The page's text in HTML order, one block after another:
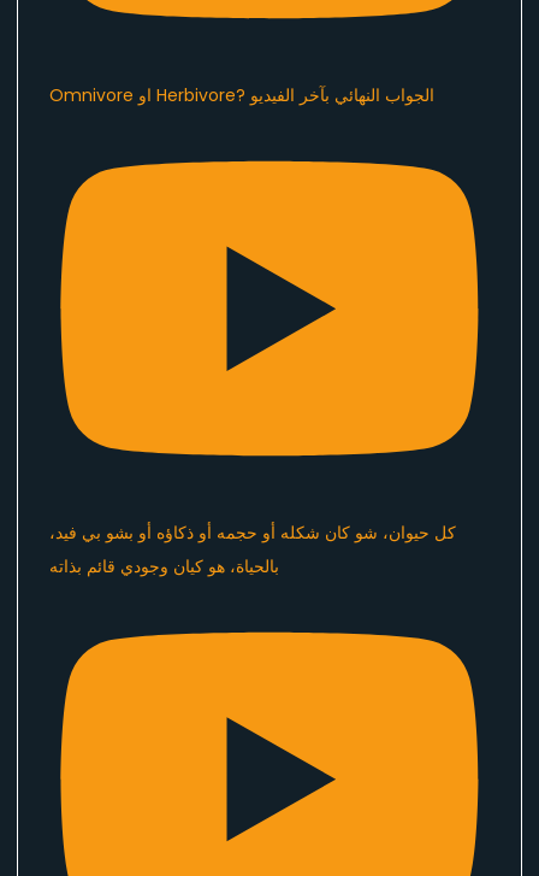
Omnivore او Herbivore? الجواب النهائي بآخر الفيديو
كل حيوان، شو كان شكله أو حجمه أو ذكاؤه أو بشو بي فيد،
بالحياة، هو كيان وجودي قائم بذاته